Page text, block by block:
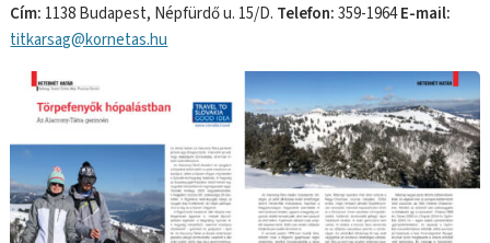
Cím: 1138 Budapest, Népfürdő u. 15/D. Telefon:359-1964E-mail:
titkarsag@kornetas.hu